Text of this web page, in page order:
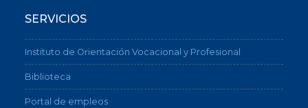
SERVICIOS
Instituto de Orientación Vocacional y Profesional
Biblioteca
Portal de empleos